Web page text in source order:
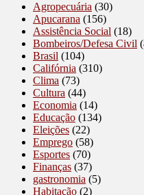
Agropecuária (30)
Apucarana (156)
Assistência Social (18)
Bombeiros/Defesa Civil
Brasil (104)
Califórnia (310)
Clima (73)
Cultura (44)
Economia (14)
Educação (134)
Eleições (22)
Emprego (58)
Esportes (70)
Finanças (37)
gastronomia (5)
Habitação (2)